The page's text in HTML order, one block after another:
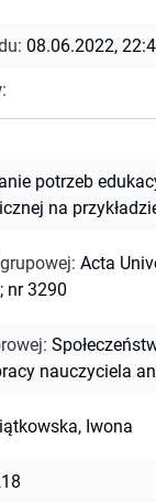
08.06.2022,
potrzeb
na
: Acta
nr 3290
:
nauczyciela
Iwona